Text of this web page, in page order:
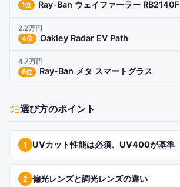
1位 Ray-Ban ウェイファーラー RB2140F
2.2万円
4位 Oakley Radar EV Path
4.7万円
6位 Ray-Ban メタ スマートグラス
選び方のポイント
1 UVカット性能は必須、UV400が基準
2 偏光レンズと調光レンズの違い